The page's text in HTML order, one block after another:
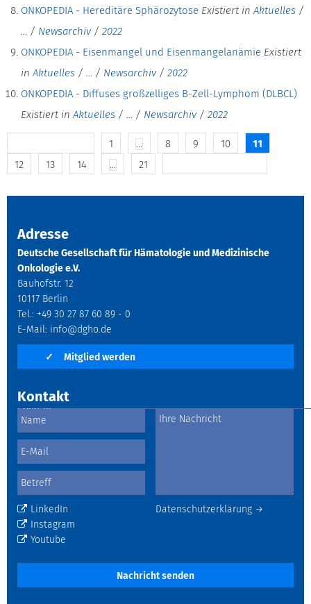
ONKOPEDIA - Hereditäre Sphärozytose Existiert in Aktuelles /
… / Newsarchiv / 2022
ONKOPEDIA - Eisenmangel und Eisenmangelanämie Existiert
in Aktuelles / … / Newsarchiv / 2022
ONKOPEDIA - Diffuses großzelliges B-Zell-Lymphom (DLBCL)
Existiert in Aktuelles / … / Newsarchiv / 2022
1 ... 8 9 10
11
12
13 14 ... 21
Adresse
Deutsche Gesellschaft für Hämatologie und Medizinische
Onkologie e.V.
Bauhofstr. 12
10117 Berlin
Tel.: +49 30 27 87 60 89 - 0
E-Mail: info@dgho.de
✓ Mitglied werden
Kontakt
Datenschutzerklärung →
LinkedIn
Instagram
Youtube
Nachricht senden